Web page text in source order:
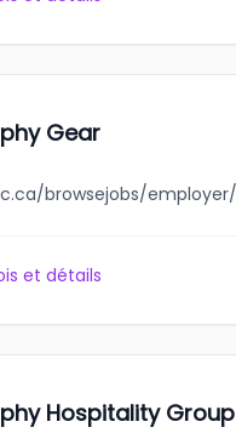
Gear
et détails
Hospitality Group